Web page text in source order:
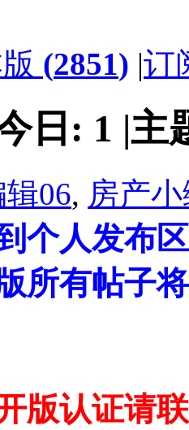
(2851) |订
日: 1 |主
06, 房产
个人发布
所有帖子
版认证请